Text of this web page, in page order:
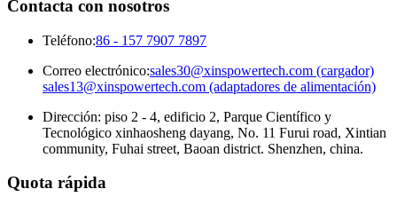
Contacta con nosotros
Teléfono:86 - 157 7907 7897
Correo electrónico:sales30@xinspowertech.com (cargador)
sales13@xinspowertech.com (adaptadores de alimentación)
Dirección: piso 2 - 4, edificio 2, Parque Científico y
Tecnológico xinhaosheng dayang, No. 11 Furui road, Xintian
community, Fuhai street, Baoan district. Shenzhen, china.
Quota rápida